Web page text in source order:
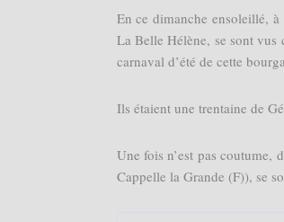
En ce dimanche ensoleillé,
La Belle Hélène, se sont vus
carnaval d’été de cette
Ils étaient une trentaine de
Une fois n’est pas coutume,
Cappelle la Grande (F)), se